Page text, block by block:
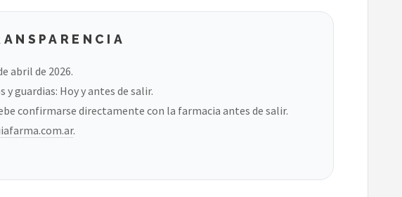
abril de 2026.
guardias: Hoy y antes de salir.
confirmarse directamente con la farmacia antes de salir.
.